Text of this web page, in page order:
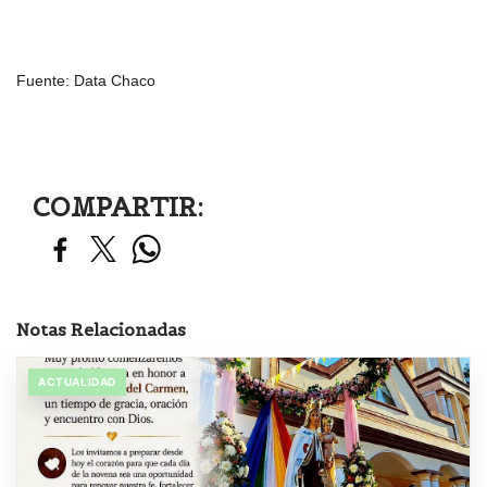
Fuente: Data Chaco
COMPARTIR:
Notas Relacionadas
ACTUALIDAD